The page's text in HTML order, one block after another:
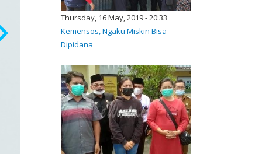
Thursday, 16 May, 2019 - 20:33
Kemensos, Ngaku Miskin Bisa
Dipidana